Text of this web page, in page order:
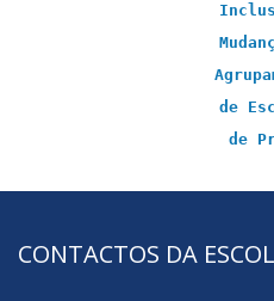
de
de
CONTACTOS DA